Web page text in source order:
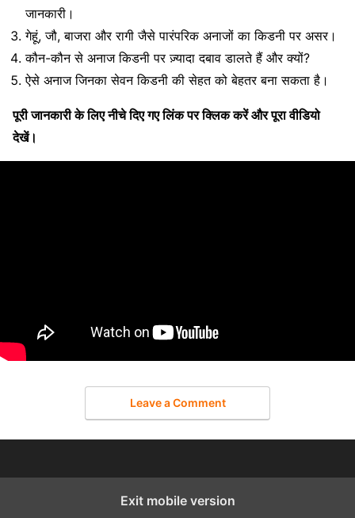
जानकारी।
गेहूं, जौ, बाजरा और रागी जैसे पारंपरिक अनाजों का किडनी पर असर।
कौन-कौन से अनाज किडनी पर ज़्यादा दबाव डालते हैं और क्यों?
ऐसे अनाज जिनका सेवन किडनी की सेहत को बेहतर बना सकता है।
पूरी जानकारी के लिए नीचे दिए गए लिंक पर क्लिक करें और पूरा वीडियो
देखें।
Leave a Comment
Exit mobile version